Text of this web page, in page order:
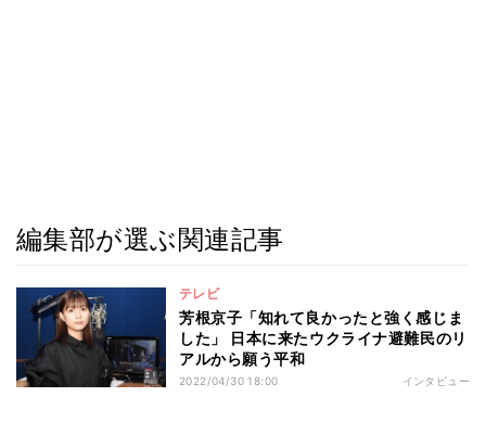
編集部が選ぶ関連記事
テレビ
芳根京子「知れて良かったと強く感じま
した」 日本に来たウクライナ避難民のリ
アルから願う平和
2022/04/30 18:00 インタビュー